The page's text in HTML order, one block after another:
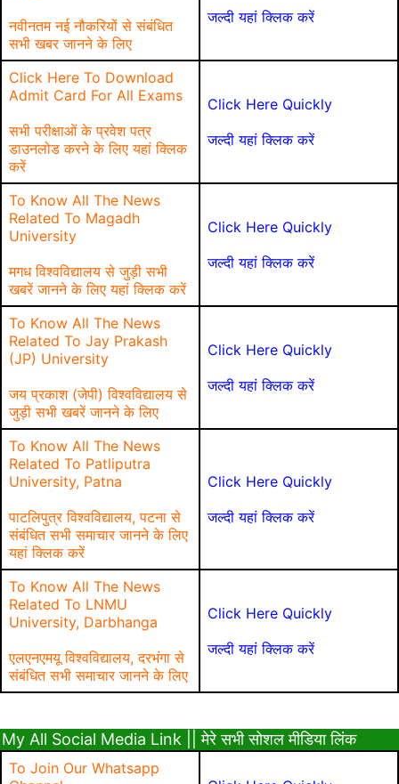
नवीनतम नई नौकरियों से संबंधित
सभी खबर जानने के लिए
जल्दी यहां क्लिक करें
Click Here To Download
Admit Card For All Exams
सभी परीक्षाओं के प्रवेश पत्र
डाउनलोड करने के लिए यहां क्लिक
करें
Click Here Quickly
जल्दी यहां क्लिक करें
To Know All The News
Related To Magadh
University
मगध विश्वविद्यालय से जुड़ी सभी
खबरें जानने के लिए यहां क्लिक करें
Click Here Quickly
जल्दी यहां क्लिक करें
To Know All The News
Related To Jay Prakash
(JP) University
जय प्रकाश (जेपी) विश्वविद्यालय से
जुड़ी सभी खबरें जानने के लिए
Click Here Quickly
जल्दी यहां क्लिक करें
To Know All The News
Related To Patliputra
University, Patna
पाटलिपुत्र विश्वविद्यालय, पटना से
संबंधित सभी समाचार जानने के लिए
यहां क्लिक करें
Click Here Quickly
जल्दी यहां क्लिक करें
To Know All The News
Related To LNMU
University, Darbhanga
एलएनएमयू विश्वविद्यालय, दरभंगा से
संबंधित सभी समाचार जानने के लिए
Click Here Quickly
जल्दी यहां क्लिक करें
My All Social Media Link || मेरे सभी सोशल मीडिया लिंक
To Join Our Whatsapp